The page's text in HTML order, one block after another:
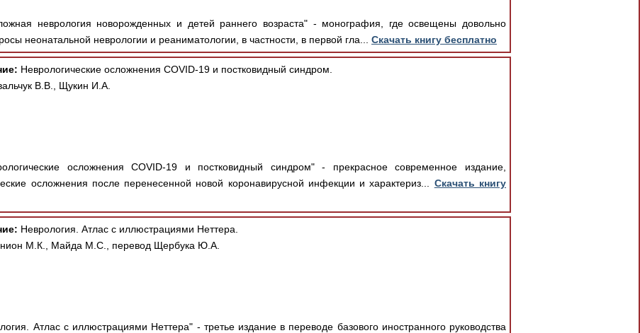
неврология новорожденных и детей раннего возраста" - монография, где освещены довольно
неонатальной неврологии и реаниматологии, в частности, в первой гла... Скачать книгу бесплатно
Неврологические осложнения COVID-19 и постковидный синдром.
В.В., Щукин И.А.
осложнения COVID-19 и постковидный синдром" - прекрасное современное издание,
осложнения после перенесенной новой коронавирусной инфекции и характериз... Скачать книгу
Неврология. Атлас с иллюстрациями Неттера.
М.К., Майда М.С., перевод Щербука Ю.А.
Атлас с иллюстрациями Неттера" - третье издание в переводе базового иностранного руководства